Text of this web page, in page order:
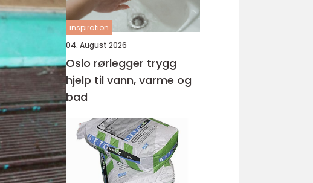
inspiration
04. August 2026
Oslo rørlegger trygg
hjelp til vann, varme og
bad